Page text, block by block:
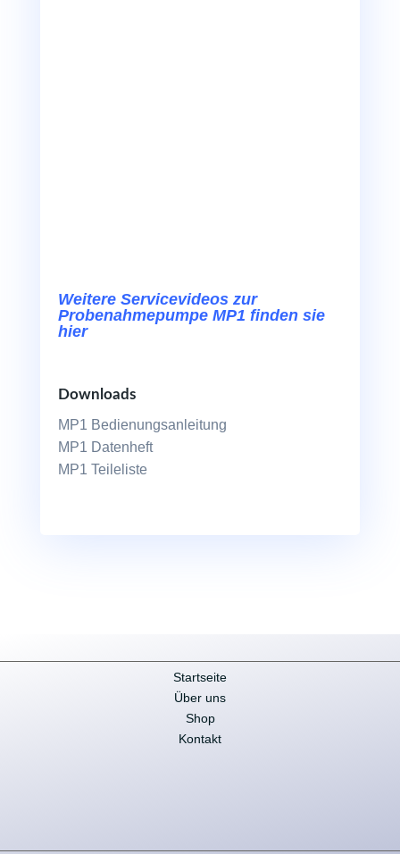
Weitere Servicevideos zur
Probenahmepumpe MP1 finden sie
hier
Downloads
MP1 Bedienungsanleitung
MP1 Datenheft
MP1 Teileliste
Startseite
Über uns
Shop
Kontakt